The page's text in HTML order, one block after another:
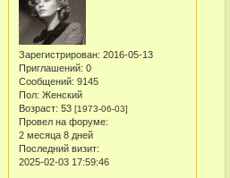
Зарегистрирован: 2016-05-13
Приглашений: 0
Сообщений: 9145
Пол: Женский
Возраст: 53 [1973-06-03]
Провел на форуме:
2 месяца 8 дней
Последний визит:
2025-02-03 17:59:46